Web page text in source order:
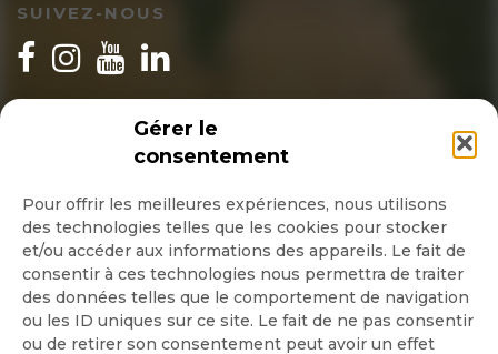
Gérer le
consentement
Pour offrir les meilleures expériences, nous utilisons
des technologies telles que les cookies pour stocker
et/ou accéder aux informations des appareils. Le fait de
consentir à ces technologies nous permettra de traiter
des données telles que le comportement de navigation
ou les ID uniques sur ce site. Le fait de ne pas consentir
ou de retirer son consentement peut avoir un effet
SUIVEZ-NOUS
INSCRIPTION NEWSLETTER
Quotidienne
Hebdo
OK